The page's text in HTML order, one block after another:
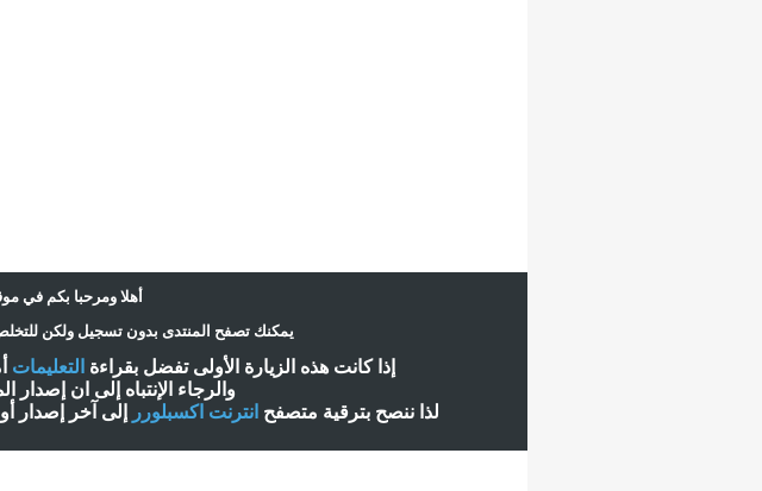
أهلا ومرحبا بكم في
يمكنك تصفح المنتدى بدون تسجيل ولكن
إذا كانت هذه الزيارة الأولى تفضل بقراءة التعليمات
والرجاء الإنتباه إلى ان إصدار
لذا ننصح بترقية متصفح انترنت اكسبلورر إلى آخر إصدار أ